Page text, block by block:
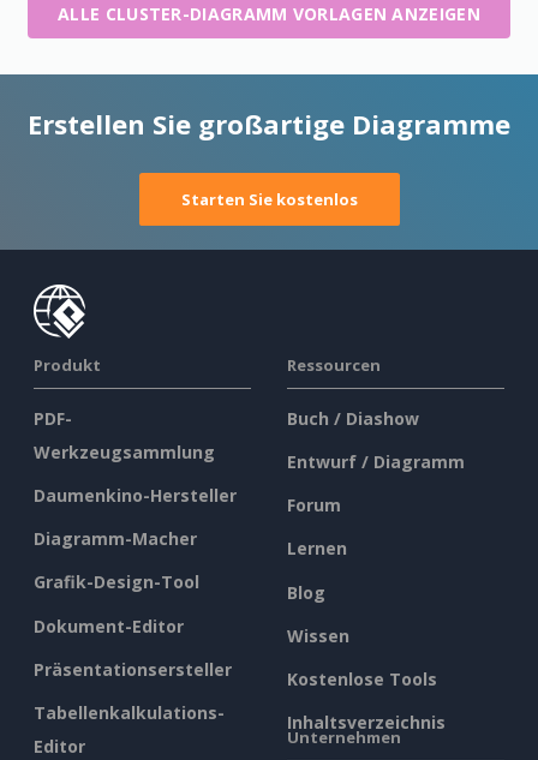
ALLE CLUSTER-DIAGRAMM VORLAGEN ANZEIGEN
Erstellen Sie großartige Diagramme
Starten Sie kostenlos
Produkt
PDF-
Werkzeugsammlung
Daumenkino-Hersteller
Diagramm-Macher
Grafik-Design-Tool
Dokument-Editor
Präsentationsersteller
Tabellenkalkulations-
Editor
Ressourcen
Buch / Diashow
Entwurf / Diagramm
Forum
Lernen
Blog
Wissen
Kostenlose Tools
Inhaltsverzeichnis
Unternehmen